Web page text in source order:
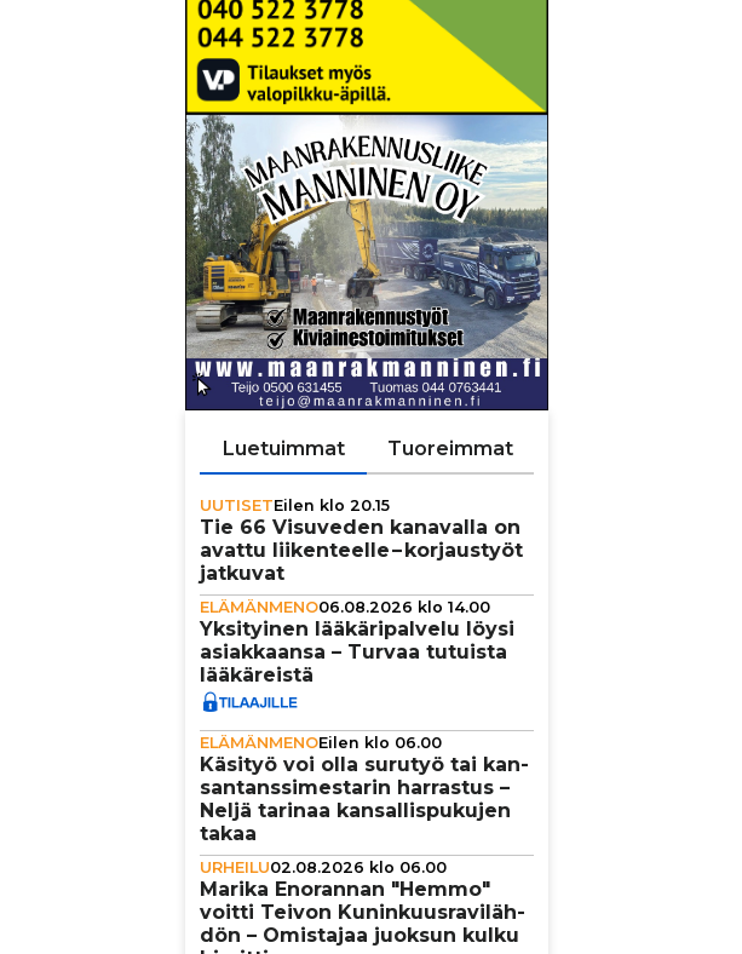
Luetuimmat Tuoreimmat
UUTISETEilen klo 20.15
Tie 66 Visuveden kanavalla on
avattu lii­ken­teelle – kor­jaus­työt
jatkuvat
ELÄMÄNMENO06.08.2026 klo 14.00
Yksi­tyi­nen lää­kä­ri­pal­velu löysi
asi­ak­kaansa – Turvaa tutuista
lää­kä­reistä
ELÄMÄNMENOEilen klo 06.00
Käsityö voi olla surutyö tai kan­
san­tans­si­mes­ta­rin harrastus –
Neljä tarinaa kan­sal­lis­pu­ku­jen
takaa
URHEILU02.08.2026 klo 06.00
Marika Enorannan "Hemmo"
voitti Teivon Kunin­kuus­ra­vi­läh­
dön – Omistajaa juoksun kulku